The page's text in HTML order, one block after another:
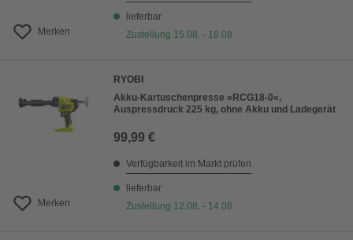
Merken
lieferbar
Zustellung 15.08. - 18.08.
Merken
RYOBI
Akku-Kartuschenpresse »RCG18-0«,
Auspressdruck 225 kg, ohne Akku und Ladegerät
99,99 €
Verfügbarkeit im Markt prüfen
lieferbar
Zustellung 12.08. - 14.08.